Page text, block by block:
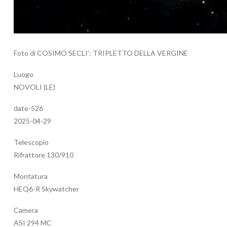
Foto di COSIMO SECLI’: TRIPLETTO DELLA VERGINE
Luogo
NOVOLI (LE)
date-526
2025-04-29
Telescopio
Rifrattore 130/910
Montatura
HEQ6-R Skywatcher
Camera
ASI 294 MC